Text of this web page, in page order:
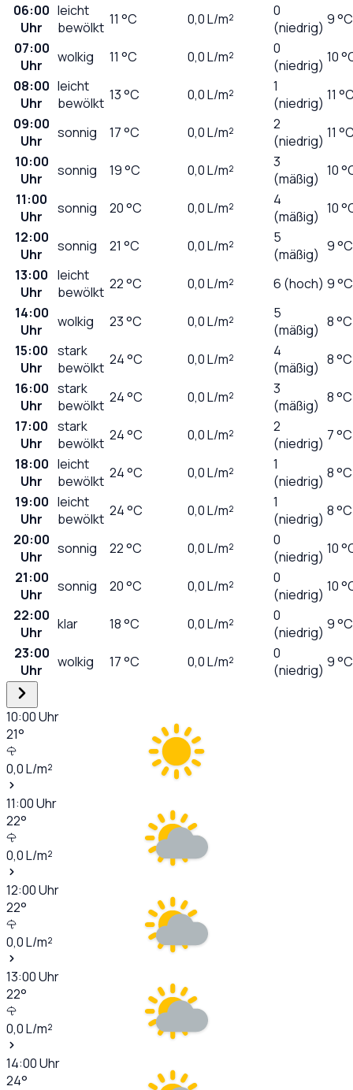
06:00
Uhr
leicht
bewölkt 11 °C 0,0L/m²
0
(niedrig) 9 °C
07:00
Uhr
wolkig 11 °C 0,0L/m²
0
(niedrig) 10
08:00
Uhr
leicht
bewölkt 13°C 0,0L/m²
1
(niedrig) 11
09:00
Uhr
sonnig 17°C 0,0L/m²
2
(niedrig) 11
10:00
Uhr
sonnig 19°C 0,0L/m²
3
(mäßig) 10
11:00
Uhr
sonnig 20°C 0,0L/m²
4
(mäßig) 10
12:00
Uhr
sonnig 21 °C 0,0L/m²
5
(mäßig) 9 °C
13:00
Uhr
leicht
bewölkt 22°C 0,0L/m² 6 (hoch) 9 °C
14:00
Uhr
wolkig 23°C 0,0L/m²
5
(mäßig) 8 °C
15:00
Uhr
stark
bewölkt 24°C 0,0L/m²
4
(mäßig) 8 °C
16:00
Uhr
stark
bewölkt 24°C 0,0L/m²
3
(mäßig) 8 °C
17:00
Uhr
stark
bewölkt 24°C 0,0L/m²
2
(niedrig) 7 °C
18:00
Uhr
leicht
bewölkt 24°C 0,0L/m²
1
(niedrig) 8 °C
19:00
Uhr
leicht
bewölkt 24°C 0,0L/m²
1
(niedrig) 8 °C
20:00
Uhr
sonnig 22°C 0,0L/m²
0
(niedrig) 10
21:00
Uhr
sonnig 20°C 0,0L/m²
0
(niedrig) 10
22:00
Uhr
klar 18°C 0,0L/m²
0
(niedrig) 9 °C
23:00
Uhr
wolkig 17°C 0,0L/m²
0
(niedrig) 9 °C
10:00Uhr
21°
0,0L/m²
11:00Uhr
22°
0,0L/m²
12:00Uhr
22°
0,0L/m²
13:00Uhr
22°
0,0L/m²
14:00Uhr
24°